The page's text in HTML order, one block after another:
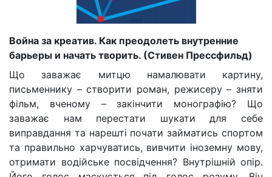
Война за креатив. Как преодолеть внутренние
барьеры и начать творить. (Стивен Прессфильд)
Що заважає митцю намалювати картину,
письменнику –створити роман, режисеру– зняти
фільм, вченому –закінчити монографію? Що
заважає нам перестати шукати для себе
виправдання та нарешті почати займатись спортом
та правильно харчуватись, вивчити іноземну мову,
отримати водійське посвідчення? Внутрішній опір.